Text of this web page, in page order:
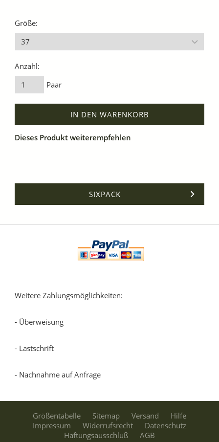
Größe:
Anzahl:
Paar
IN DEN WARENKORB
Dieses Produkt weiterempfehlen
SIXPACK
Weitere Zahlungsmöglichkeiten:
- Überweisung
- Lastschrift
- Nachnahme auf Anfrage
Größentabelle Sitemap Versand
Hilfe
Impressum
Widerrufsrecht
Datenschutz
Haftungsausschluß
AGB